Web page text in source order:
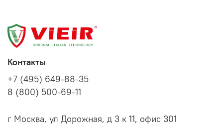
Контакты
+7 (495) 649-88-35
8 (800) 500-69-11
г Москва, ул Дорожная, д 3 к 11, офис 301